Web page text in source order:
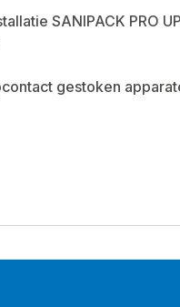
SANIPACK PRO
gestoken